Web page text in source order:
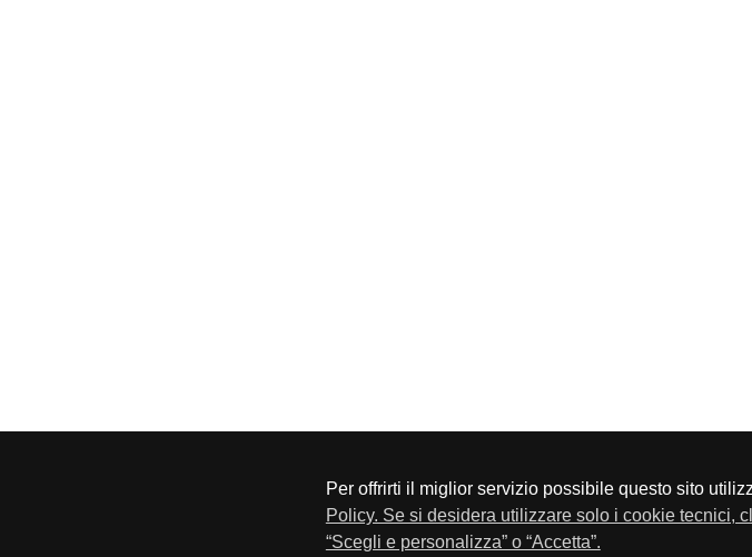
Per offrirti il miglior servizio possibile questo sito
Policy. Se si desidera utilizzare solo i cookie tecnici,
“Scegli e personalizza” o “Accetta”.
Via F.Lippi, 30 25134 Brescia P.Iva 01548020179 - Telefono